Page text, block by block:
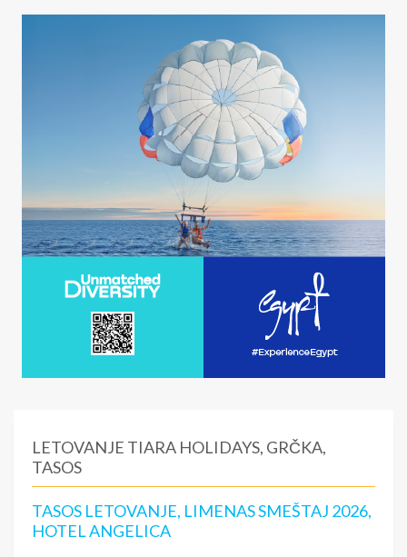
LETOVANJE TIARA HOLIDAYS, GRČKA,
TASOS
TASOS LETOVANJE, LIMENAS SMEŠTAJ 2026,
HOTEL ANGELICA